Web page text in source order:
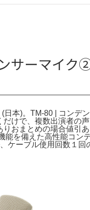
サーマイ
本)。TM-80 | コン
けで、複数出演者の
おまとめの場合値引
を備えた高性能コン
ケーブル使用回数１